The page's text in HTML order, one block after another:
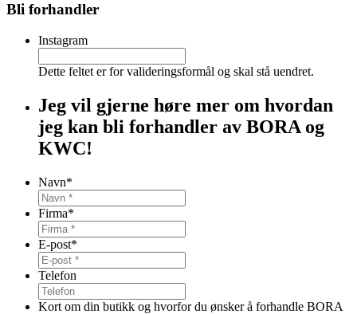
Bli forhandler
Instagram
Dette feltet er for valideringsformål og skal stå uendret.
Jeg vil gjerne høre mer om hvordan
jeg kan bli forhandler av BORA og
KWC!
Navn*
Firma*
E-post*
Telefon
Kort om din butikk og hvorfor du ønsker å forhandle BORA